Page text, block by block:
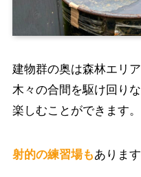
建物群の奥は森林エリア
木々の合間を駆け回り
楽しむことができます。
射的の練習場もあります